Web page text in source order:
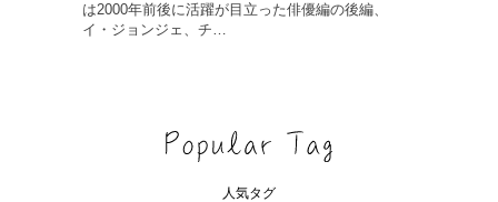
は2000年前後に活躍が目立った俳優編の後編、
イ・ジョンジェ、チ…
人気タグ